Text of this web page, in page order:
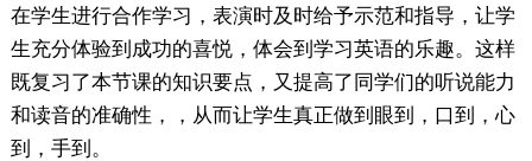
在学生进行合作学习，表演时及时给予示范和指导，让学
生充分体验到成功的喜悦，体会到学习英语的乐趣。这样
既复习了本节课的知识要点，又提高了同学们的听说能力
和读音的准确性，，从而让学生真正做到眼到，口到，心
到，手到。